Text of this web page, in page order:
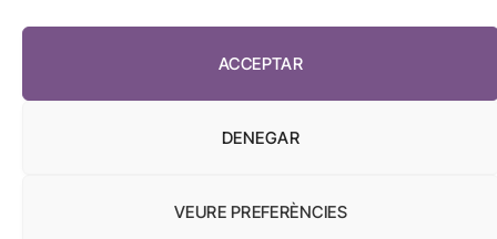
ACCEPTAR
DENEGAR
VEURE PREFERÈNCIES
932 311 247